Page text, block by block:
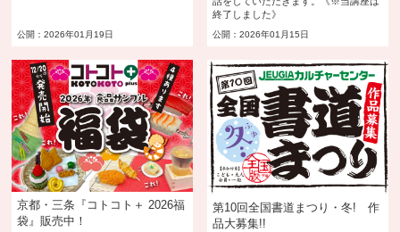
公開：2026年01月19日
終了しました》
公開：2026年01月15日
京都・三条『コトコト＋ 2026福
袋』販売中！
第10回全国書道まつり・冬! 作
品大募集!!